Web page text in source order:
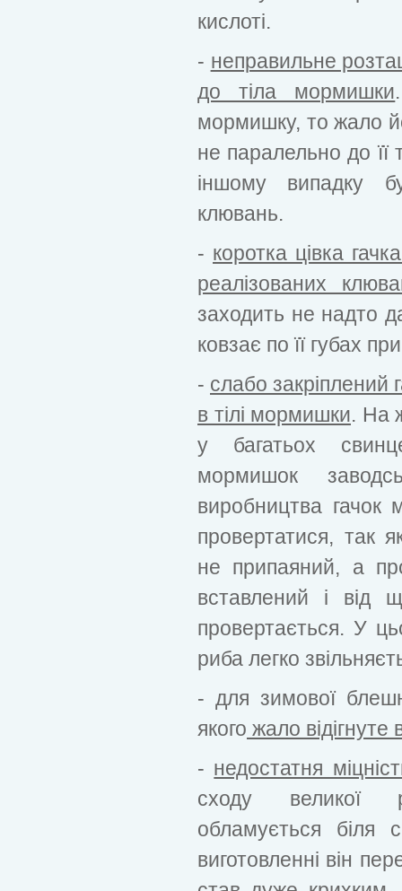
кислоті.
- неправильне
до тіла мормишки
мормишку, то жало
не паралельно до її
іншому випадку
клювань.
- коротка цівка
реалізованих
заходить не надто
ковзає по її губах при
- слабо закріплений
в тілі мормишки. На
у багатьох
мормишок
виробництва гачок
провертатися, так
не припаяний, а
вставлений і від
провертається. У
риба легко
- для зимової
якого жало відігнуте
- недостатня
сходу великої
обламується біля
виготовленні він